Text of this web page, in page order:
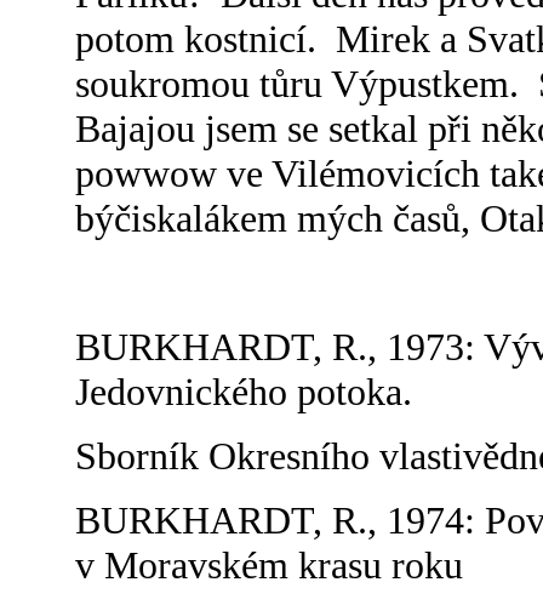
potom kostnicí. Mirek a
soukromou tůru Výpustkem.
Bajajou jsem se setkal při
powwow ve Vilémovicích
býčiskalákem mých časů,
BURKHARDT, R., 1973:
Jedovnického potoka.
Sborník Okresního
BURKHARDT, R., 1974:
v Moravském krasu roku